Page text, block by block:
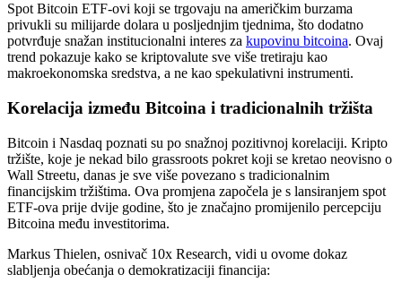
Spot Bitcoin ETF-ovi koji se trgovaju na američkim burzama
privukli su milijarde dolara u posljednjim tjednima, što dodatno
potvrđuje snažan institucionalni interes za kupovinu bitcoina. Ovaj
trend pokazuje kako se kriptovalute sve više tretiraju kao
makroekonomska sredstva, a ne kao spekulativni instrumenti.
Korelacija između Bitcoina i tradicionalnih tržišta
Bitcoin i Nasdaq poznati su po snažnoj pozitivnoj korelaciji. Kripto
tržište, koje je nekad bilo grassroots pokret koji se kretao neovisno o
Wall Streetu, danas je sve više povezano s tradicionalnim
financijskim tržištima. Ova promjena započela je s lansiranjem spot
ETF-ova prije dvije godine, što je značajno promijenilo percepciju
Bitcoina među investitorima.
Markus Thielen, osnivač 10x Research, vidi u ovome dokaz
slabljenja obećanja o demokratizaciji financija: